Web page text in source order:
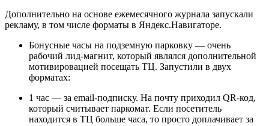
Дополнительно на основе ежемесячного журнала запускали
рекламу, в том числе форматы в Яндекс.Навигаторе.
Бонусные часы на подземную парковку — очень
рабочий лид-магнит, который являлся дополнительной
мотивировацией посещать ТЦ. Запустили в двух
форматах:
1 час — за emаil-подписку. На почту приходил QR-код,
который считывает паркомат. Если посетитель
находится в ТЦ больше часа, то просто доплачивает за